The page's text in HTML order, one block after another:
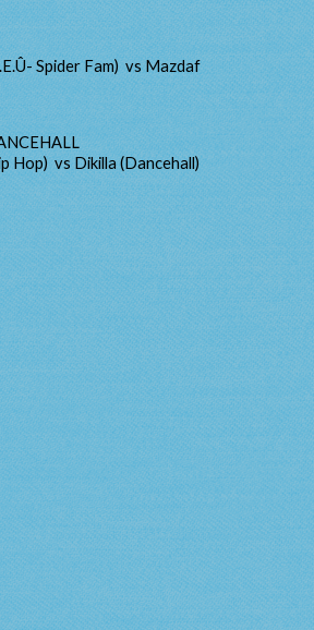
Spider Fam) vs Mazdaf
Hop) vs Dikilla (Dancehall)